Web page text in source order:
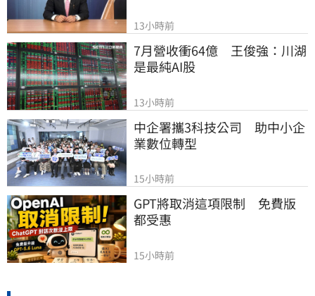
13小時前
7月營收衝64億　王俊強：川湖
是最純AI股
13小時前
中企署攜3科技公司　助中小企
業數位轉型
15小時前
GPT將取消這項限制　免費版
都受惠
15小時前